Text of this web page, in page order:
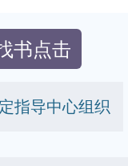
书点击
指导中心组织